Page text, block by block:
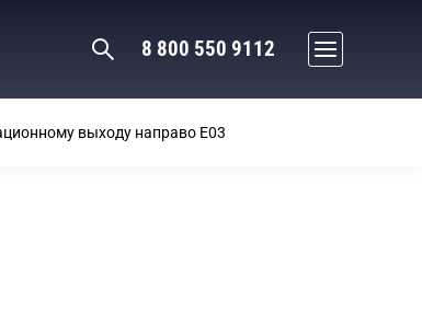
8 800 550 9112
выходу направо E03